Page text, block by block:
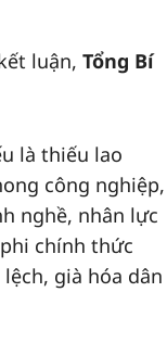
luận, Tổng Bí
là thiếu lao
công nghiệp,
nghề, nhân lực
chính thức
già hóa dân